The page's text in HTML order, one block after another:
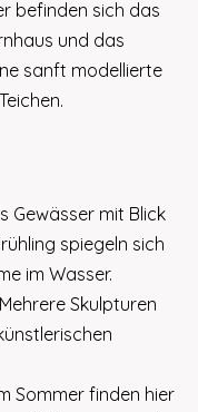
befinden sich das
und das
sanft modellierte
Gewässer mit Blick
spiegeln sich
im Wasser.
Skulpturen
Sommer finden hier